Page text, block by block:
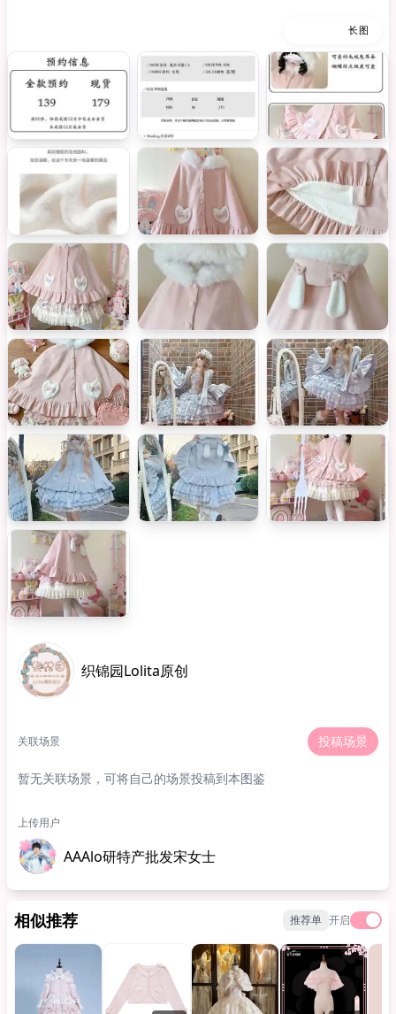
长图
织锦园Lolita原创
关联场景 投稿场景
暂无关联场景，可将自己的场景投稿到本图鉴
上传用户
AAAlo研特产批发宋女士
相似推荐 推荐单 开启